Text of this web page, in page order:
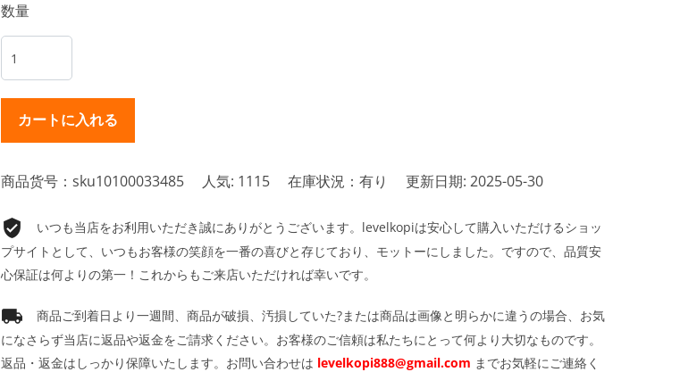
数量
商品货号：sku10100033485 人気: 1115 在庫状況：有り 更新日期: 2025-05-30
いつも当店をお利用いただき誠にありがとうございます。levelkopiは安心して購入いただけるショッ
プサイトとして、いつもお客様の笑顔を一番の喜びと存じており、モットーにしました。ですので、品質安
心保証は何よりの第一！これからもご来店いただければ幸いです。
商品ご到着日より一週間、商品が破損、汚損していた?または商品は画像と明らかに違うの場合、お気
になさらず当店に返品や返金をご請求ください。お客様のご信頼は私たちにとって何より大切なものです。
返品・返金はしっかり保障いたします。お問い合わせは levelkopi888@gmail.com までお気軽にご連絡く